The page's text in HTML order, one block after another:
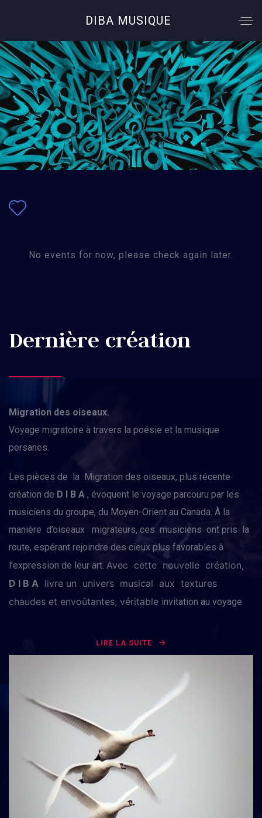
DIBA MUSIQUE
A propos de l’ensemble
LIRE LA SUITE
No events for now, please check again later.
Dernière création
Migration des oiseaux.
Voyage migratoire à travers la poésie et la musique
persanes.
Les pièces de la Migration des oiseaux, plus récente
création de D I B A , évoquent le voyage parcouru par les
musiciens du groupe, du Moyen-Orient au Canada. À la
manière d’oiseaux migrateurs, ces musiciens ont pris la
route, espérant rejoindre des cieux plus favorables à
l’expression de leur art. Avec cette nouvelle création,
D I B A livre un univers musical aux textures
chaudes et envoûtantes, véritable invitation au voyage.
LIRE LA SUITE